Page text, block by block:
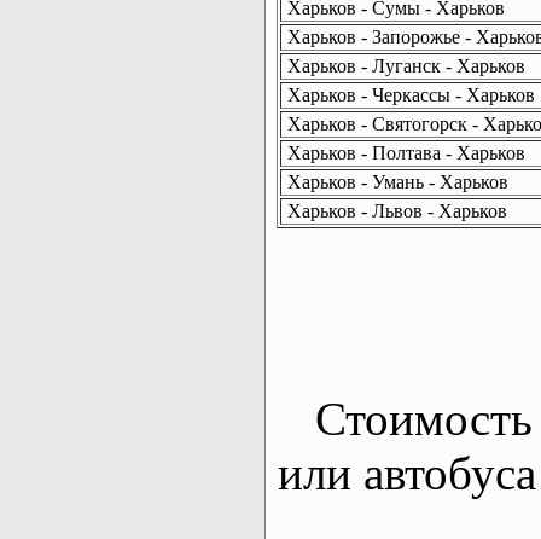
Харьков - Сумы - Харьков
Харьков - Запорожье -
Харьков - Луганск - Харьков
Харьков - Черкассы - Харьков
Харьков - Святогорск -
Харьков - Полтава - Харьков
Харьков - Умань - Харьков
Харьков - Львов - Харьков
Стоимость
или